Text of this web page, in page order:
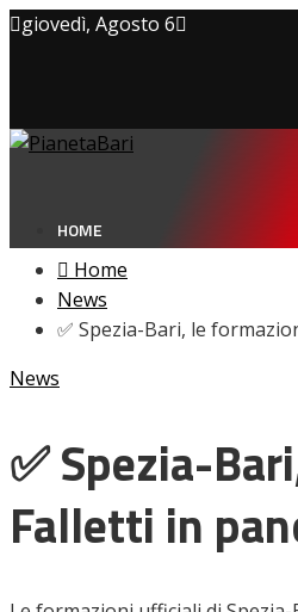
giovedì, Agosto 6
Cookie Policy
HOME
NEWS
Giovanili
Le pagelle
Home
News
✅ Spezia-Bari, le
News
✅ Spezia-
Falletti in